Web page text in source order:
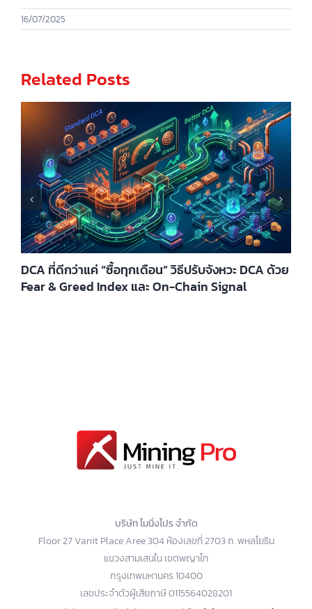
16/07/2025
Related Posts
DCA ที่ดีกว่าแค่ “ซื้อทุกเดือน” วิธีปรับจังหวะ DCA ด้วย
Fear & Greed Index และ On-Chain Signal
บริษัท ไมนิ่งโปร จำกัด
Floor 27 Vanit Place Aree 304 ห้องเลขที่ 2703 ถ. พหลโยธิน
แขวงสามเสนใน เขตพญาไท
กรุงเทพมหานคร 10400
เลขประจำตัวผู้เสียภาษี 0115564028201